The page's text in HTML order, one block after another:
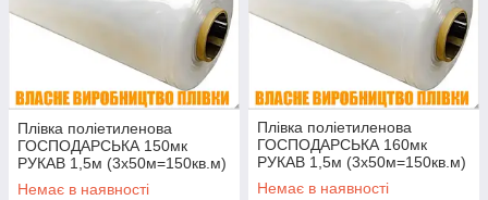
Плівка поліетиленова
ГОСПОДАРСЬКА 150мк
РУКАВ 1,5м (3х50м=150кв.м)
Немає в наявності
Плівка поліетиленова
ГОСПОДАРСЬКА 160мк
РУКАВ 1,5м (3х50м=150кв.м)
Немає в наявності